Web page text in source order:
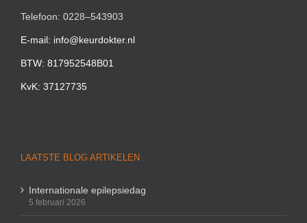
Telefoon: 0228–543903
E-mail: info@keurdokter.nl
BTW: 817952548B01
KvK: 37127735
LAATSTE BLOG ARTIKELEN
Internationale epilepsiedag
5 februari 2026